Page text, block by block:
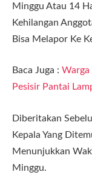
Minggu Atau 14
Kehilangan
Bisa Melapor Ke
Baca Juga : Warga
Pesisir Pantai
Diberitakan
Kepala Yang
Menunjukkan
Minggu.